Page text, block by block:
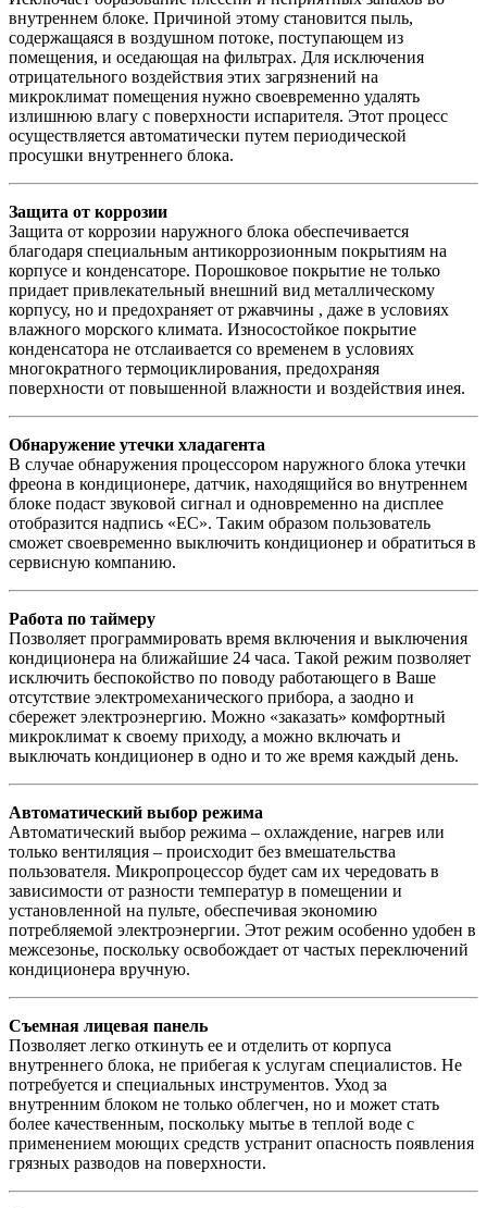
внутреннем блоке. Причиной этому становится пыль,
содержащаяся в воздушном потоке, поступающем из
помещения, и оседающая на фильтрах. Для исключения
отрицательного воздействия этих загрязнений на
микроклимат помещения нужно своевременно удалять
излишнюю влагу с поверхности испарителя. Этот процесс
осуществляется автоматически путем периодической
просушки внутреннего блока.
Защита от коррозии
Защита от коррозии наружного блока обеспечивается
благодаря специальным антикоррозионным покрытиям на
корпусе и конденсаторе. Порошковое покрытие не только
придает привлекательный внешний вид металлическому
корпусу, но и предохраняет от ржавчины , даже в условиях
влажного морского климата. Износостойкое покрытие
конденсатора не отслаивается со временем в условиях
многократного термоциклирования, предохраняя
поверхности от повышенной влажности и воздействия инея.
Обнаружение утечки хладагента
В случае обнаружения процессором наружного блока утечки
фреона в кондиционере, датчик, находящийся во внутреннем
блоке подаст звуковой сигнал и одновременно на дисплее
отобразится надпись «EC». Таким образом пользователь
сможет своевременно выключить кондиционер и обратиться в
сервисную компанию.
Работа по таймеру
Позволяет программировать время включения и выключения
кондиционера на ближайшие 24 часа. Такой режим позволяет
исключить беспокойство по поводу работающего в Ваше
отсутствие электромеханического прибора, а заодно и
сбережет электроэнергию. Можно «заказать» комфортный
микроклимат к своему приходу, а можно включать и
выключать кондиционер в одно и то же время каждый день.
Автоматический выбор режима
Автоматический выбор режима – охлаждение, нагрев или
только вентиляция – происходит без вмешательства
пользователя. Микропроцессор будет сам их чередовать в
зависимости от разности температур в помещении и
установленной на пульте, обеспечивая экономию
потребляемой электроэнергии. Этот режим особенно удобен в
межсезонье, поскольку освобождает от частых переключений
кондиционера вручную.
Съемная лицевая панель
Позволяет легко откинуть ее и отделить от корпуса
внутреннего блока, не прибегая к услугам специалистов. Не
потребуется и специальных инструментов. Уход за
внутренним блоком не только облегчен, но и может стать
более качественным, поскольку мытье в теплой воде с
применением моющих средств устранит опасность появления
грязных разводов на поверхности.